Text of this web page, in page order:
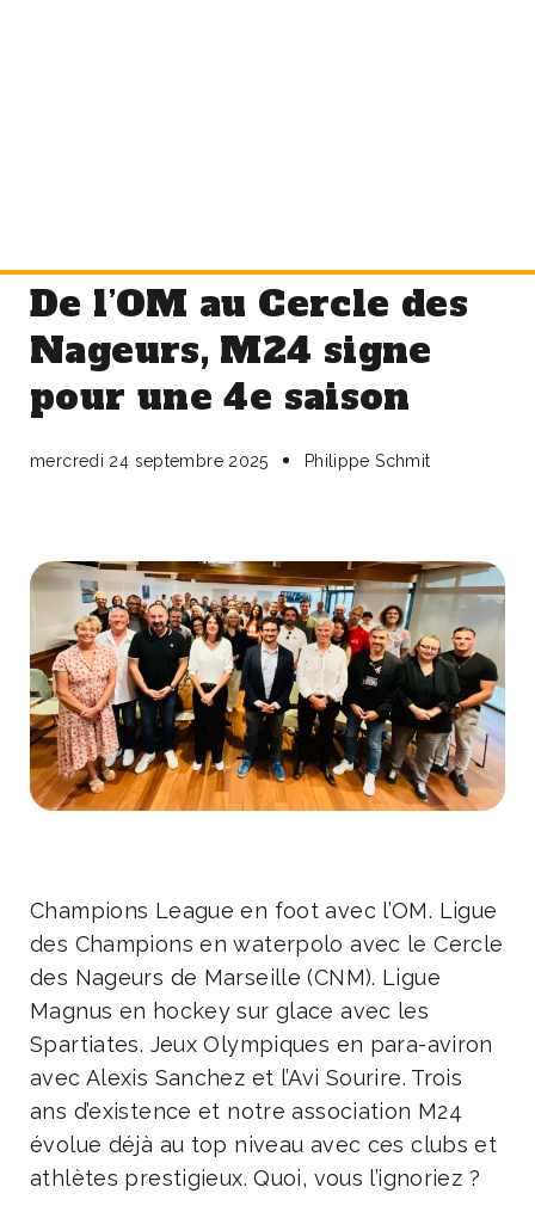
De l’OM au Cercle des
Nageurs, M24 signe
pour une 4e saison
mercredi 24 septembre 2025 Philippe Schmit
Champions League en foot avec l’OM. Ligue
des Champions en waterpolo avec le Cercle
des Nageurs de Marseille (CNM). Ligue
Magnus en hockey sur glace avec les
Spartiates. Jeux Olympiques en para-aviron
avec Alexis Sanchez et l’Avi Sourire. Trois
ans d’existence et notre association M24
évolue déjà au top niveau avec ces clubs et
athlètes prestigieux. Quoi, vous l’ignoriez ?